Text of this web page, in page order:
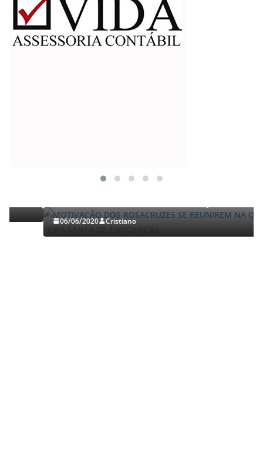
06/06/2020 Cristiano